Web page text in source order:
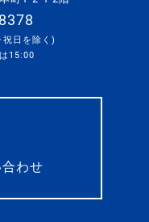
日を除く)
15:00
わせ